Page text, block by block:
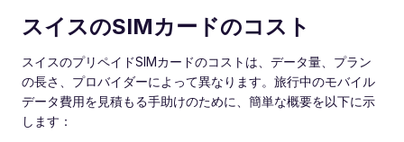
スイスのSIMカードのコスト
スイスのプリペイドSIMカードのコストは、データ量、プラン
の長さ、プロバイダーによって異なります。旅行中のモバイル
データ費用を見積もる手助けのために、簡単な概要を以下に示
します：